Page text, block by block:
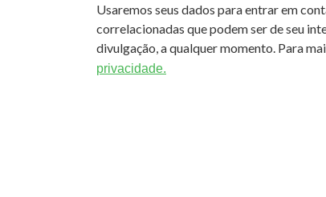
Usaremos seus dados para entrar em
correlacionadas que podem ser de seu
divulgação, a qualquer momento. Para
privacidade.